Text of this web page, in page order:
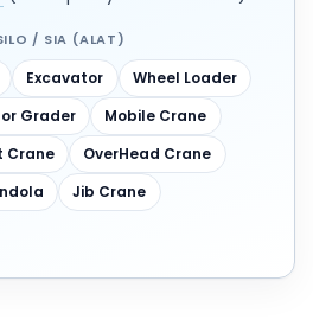
/ SIA (ALAT)
Excavator
Wheel Loader
Grader
Mobile Crane
Crane
OverHead Crane
Jib Crane